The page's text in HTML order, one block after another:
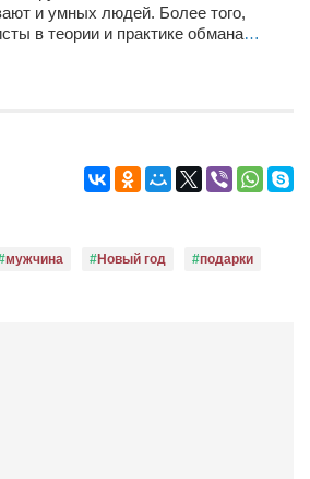
и умных людей. Более того,
в теории и практике обмана…
мужчина Новый год
подарки